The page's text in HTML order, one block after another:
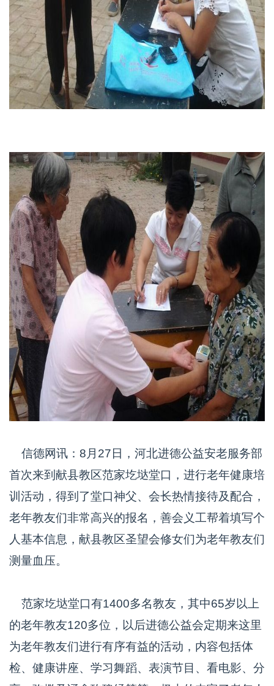
信德网讯：8月27日，河北进德公益安老服务部
首次来到献县教区范家圪垯堂口，进行老年健康培
训活动，得到了堂口神父、会长热情接待及配合，
老年教友们非常高兴的报名，善会义工帮着填写个
人基本信息，献县教区圣望会修女们为老年教友们
测量血压。
范家圪垯堂口有1400多名教友，其中65岁以上
的老年教友120多位，以后进德公益会定期来这里
为老年教友们进行有序有益的活动，内容包括体
检、健康讲座、学习舞蹈、表演节目、看电影、分